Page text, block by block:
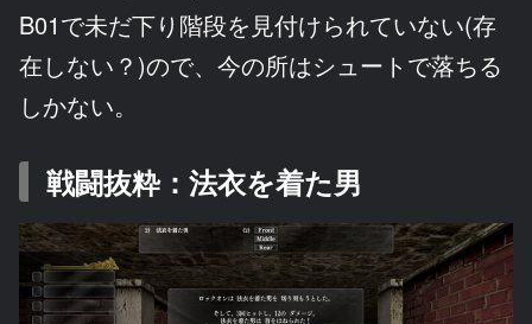
B01で未だ下り階段を見付けられていない(存
在しない？)ので、今の所はシュートで落ちる
しかない。
戦闘抜粋：法衣を着た男